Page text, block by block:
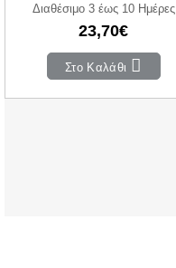
Διαθέσιμο 3 έως 10 Ημέρες
23,70€
Στο Καλάθι